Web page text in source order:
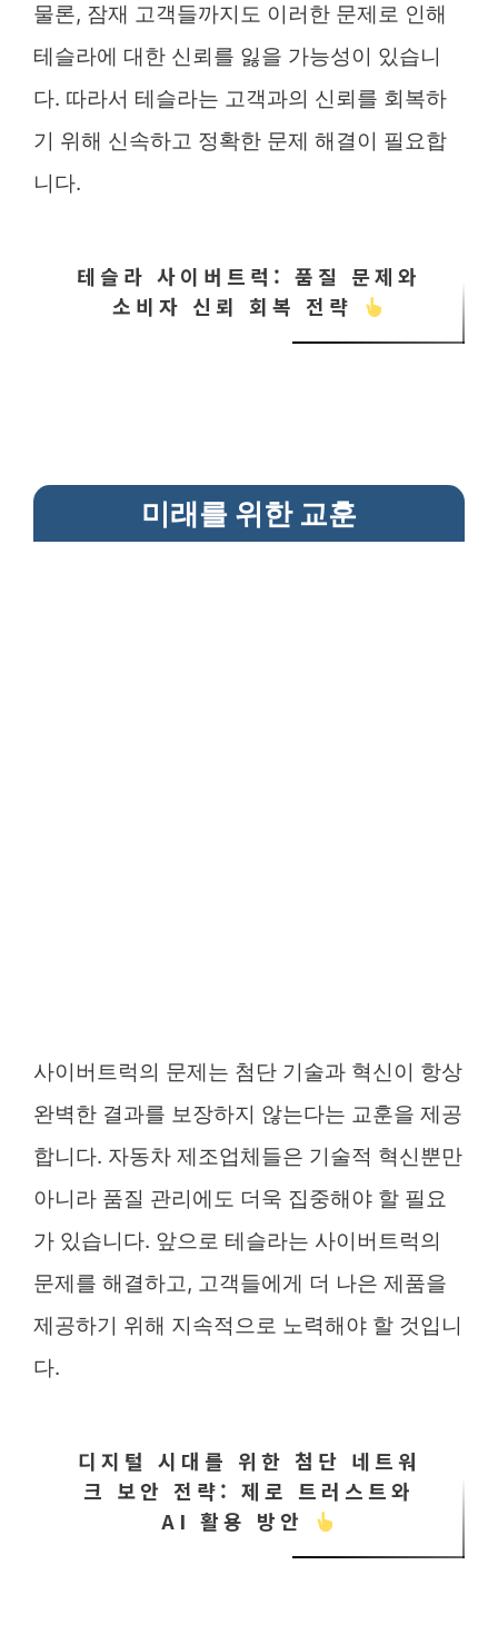
물론, 잠재 고객들까지도 이러한 문제로 인해
테슬라에 대한 신뢰를 잃을 가능성이 있습니
다. 따라서 테슬라는 고객과의 신뢰를 회복하
기 위해 신속하고 정확한 문제 해결이 필요합
니다.
테슬라 사이버트럭: 품질 문제와
소비자 신뢰 회복 전략
미래를 위한 교훈
사이버트럭의 문제는 첨단 기술과 혁신이 항상
완벽한 결과를 보장하지 않는다는 교훈을 제공
합니다. 자동차 제조업체들은 기술적 혁신뿐만
아니라 품질 관리에도 더욱 집중해야 할 필요
가 있습니다. 앞으로 테슬라는 사이버트럭의
문제를 해결하고, 고객들에게 더 나은 제품을
제공하기 위해 지속적으로 노력해야 할 것입니
다.
디지털 시대를 위한 첨단 네트워
크 보안 전략: 제로 트러스트와
AI 활용 방안